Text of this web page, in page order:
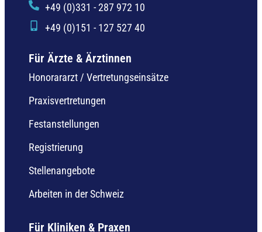
Für Ärzte & Ärztinnen
Honorararzt / Vertretungseinsätze
Praxisvertretungen
Festanstellungen
Registrierung
Stellenangebote
Arbeiten in der Schweiz
Für Kliniken & Praxen
+49 (0)331 - 287 972 10
+49 (0)151 - 127 527 40